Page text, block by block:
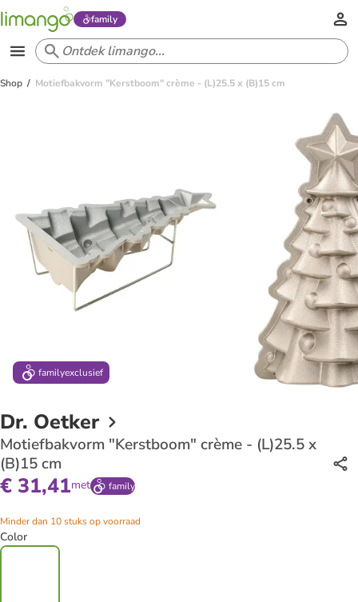
family
Shop Motiefbakvorm "Kerstboom" crème - (L)25.5 x (B)15 cm
familyexclusief
Dr. Oetker
Motiefbakvorm "Kerstboom" crème - (L)25.5 x
(B)15 cm
€ 31,41met family
Minder dan 10 stuks op voorraad
Color